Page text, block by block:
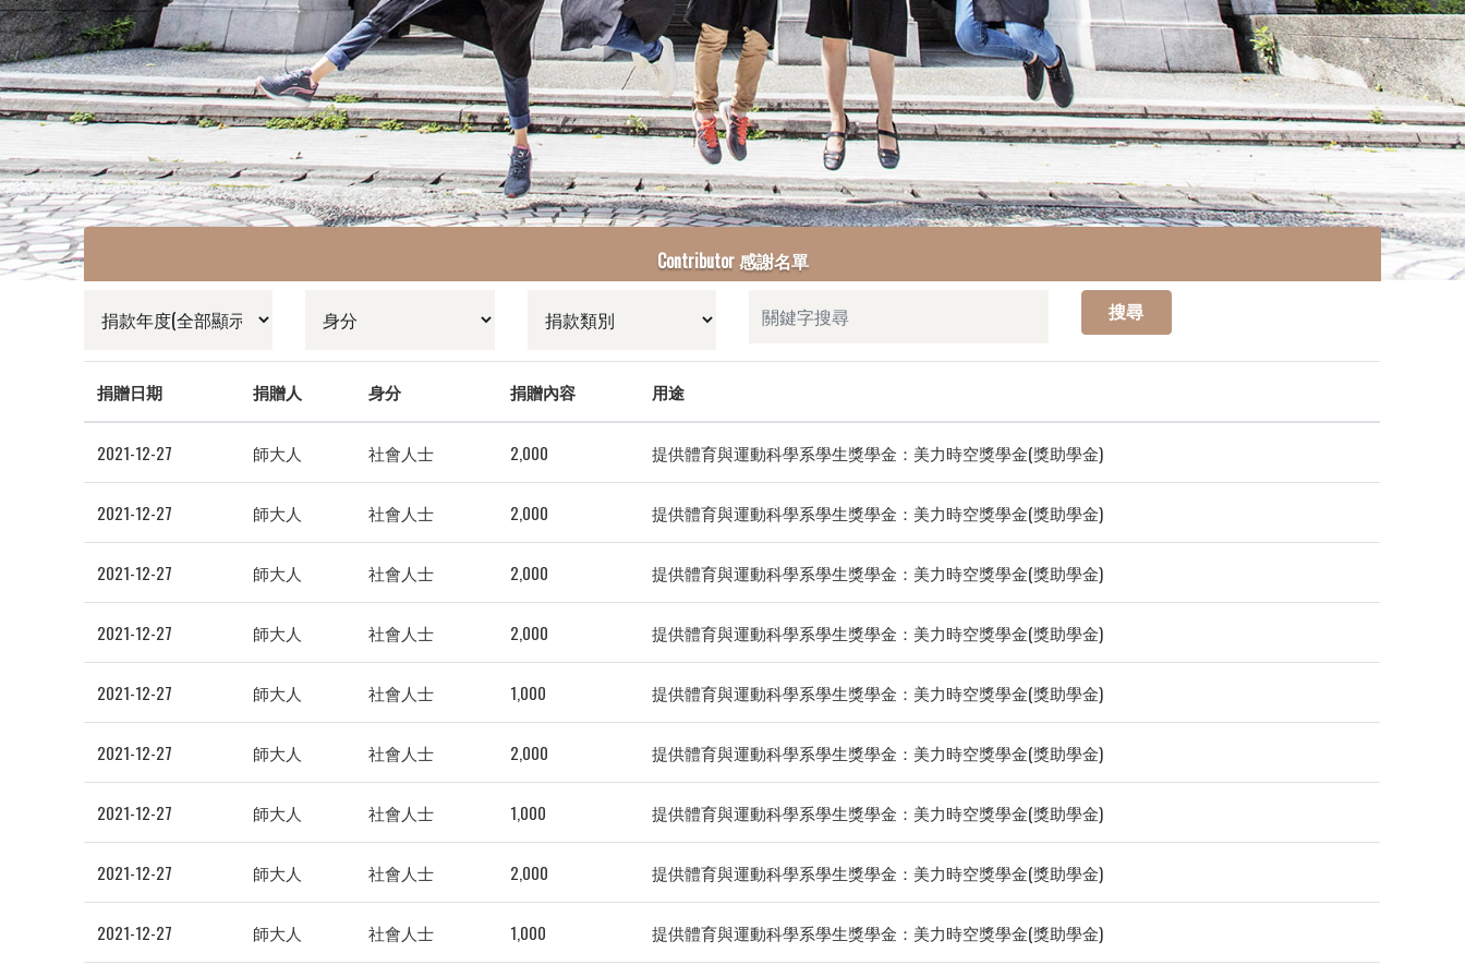
Contributor 感謝名單
搜尋
捐贈日期 捐贈人 身分 捐贈內容 用途
2021-12-27 師大人 社會人士 2,000 提供體育與運動科學系學生獎學金：美力時空獎學金(獎助學金)
2021-12-27 師大人 社會人士 2,000 提供體育與運動科學系學生獎學金：美力時空獎學金(獎助學金)
2021-12-27 師大人 社會人士 2,000 提供體育與運動科學系學生獎學金：美力時空獎學金(獎助學金)
2021-12-27 師大人 社會人士 2,000 提供體育與運動科學系學生獎學金：美力時空獎學金(獎助學金)
2021-12-27 師大人 社會人士 1,000 提供體育與運動科學系學生獎學金：美力時空獎學金(獎助學金)
2021-12-27 師大人 社會人士 2,000 提供體育與運動科學系學生獎學金：美力時空獎學金(獎助學金)
2021-12-27 師大人 社會人士 1,000 提供體育與運動科學系學生獎學金：美力時空獎學金(獎助學金)
2021-12-27 師大人 社會人士 2,000 提供體育與運動科學系學生獎學金：美力時空獎學金(獎助學金)
2021-12-27 師大人 社會人士 1,000 提供體育與運動科學系學生獎學金：美力時空獎學金(獎助學金)